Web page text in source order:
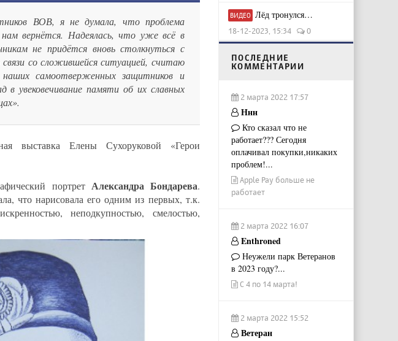
ВОВ, я не думала, что проблема
вернётся. Надеялась, что уже всё в
не придётся вновь столкнуться с
со сложившейся ситуацией, считаю
самоотверженных защитников и
в увековечивание памяти об их славных
выставка Елены Сухоруковой «Герои
портрет Александра Бондарева.
что нарисовала его одним из первых, т.к.
неподкупностью, смелостью,
ВИДЕО Лёд тронулся…
18-12-2023, 15:34 0
ПОСЛЕДНИЕ
КОММЕНТАРИИ
2 марта 2022 17:57
Ннн
Кто сказал что не
работает??? Сегодня
оплачивал покупки,никаких
проблем!...
Apple Pay больше не
работает
2 марта 2022 16:07
Enthroned
Неужели парк Ветеранов
в 2023 году?...
С 4 по 14 марта!
2 марта 2022 15:52
Ветеран